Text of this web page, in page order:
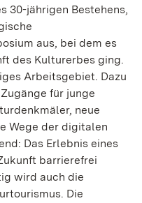
30-jährigen Bestehens,
aus, bei dem es
des Kulturerbes ging.
Arbeitsgebiet. Dazu
für junge
neue
Wege der digitalen
Das Erlebnis eines
barrierefrei
wird auch die
Die